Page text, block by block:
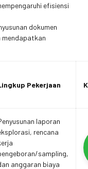
efisiensi
dokumen
mendapatkan
Pekerjaan
laporan
rencana
sampling,
anggaran biaya